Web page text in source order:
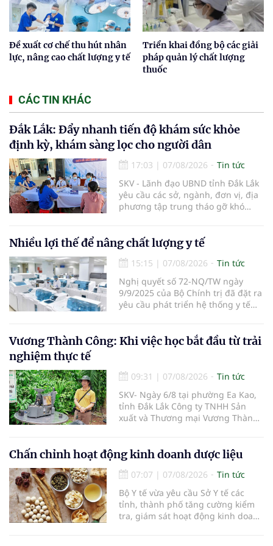
Đề xuất cơ chế thu hút nhân
lực, nâng cao chất lượng y tế
Triển khai đồng bộ các giải
pháp quản lý chất lượng
thuốc
CÁC TIN KHÁC
Đắk Lắk: Đẩy nhanh tiến độ khám sức khỏe
định kỳ, khám sàng lọc cho người dân
17:03 | 07/08/2026
Tin tức
SKV - Lãnh đạo UBND tỉnh Đắk Lắk
yêu cầu các sở, ngành, đơn vị, địa
phương tập trung tháo gỡ khó
sàng lọc cho 100% người dân trên
địa bàn tỉnh trong tháng 10/2026.
Nhiều lợi thế để nâng chất lượng y tế
15:15 | 07/08/2026
Tin tức
Nghị quyết số 72-NQ/TW ngày
9/9/2025 của Bộ Chính trị đã đặt ra
yêu cầu phát triển hệ thống y tế
Vương Thành Công: Khi việc học bắt đầu từ trải
nghiệm thực tế
09:31 | 07/08/2026
Tin tức
SKV- Ngày 6/8 tại phường Ea Kao,
tỉnh Đắk Lắk Công ty TNHH Sản
xuất và Thương mại Vương Thành
tham gia của các chủ doanh
nghiệp, chủ quán cà phê, hợp tác
xã, người làm nông nghiệp và
những người yêu thích cà phê.
Chấn chỉnh hoạt động kinh doanh dược liệu
07:07 | 07/08/2026
Tin tức
Bộ Y tế vừa yêu cầu Sở Y tế các
tỉnh, thành phố tăng cường kiểm
tra, giám sát hoạt động kinh doanh